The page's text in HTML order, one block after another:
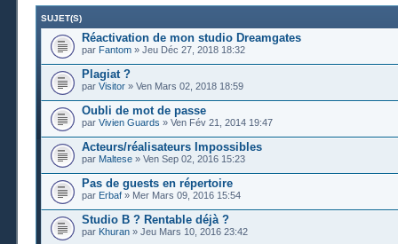
SUJET(S)
Réactivation de mon studio Dreamgates
par Fantom » Jeu Déc 27, 2018 18:32
Plagiat ?
par Visitor » Ven Mars 02, 2018 18:59
Oubli de mot de passe
par Vivien Guards » Ven Fév 21, 2014 19:47
Acteurs/réalisateurs Impossibles
par Maltese » Ven Sep 02, 2016 15:23
Pas de guests en répertoire
par Erbaf » Mer Mars 09, 2016 15:54
Studio B ? Rentable déjà ?
par Khuran » Jeu Mars 10, 2016 23:42